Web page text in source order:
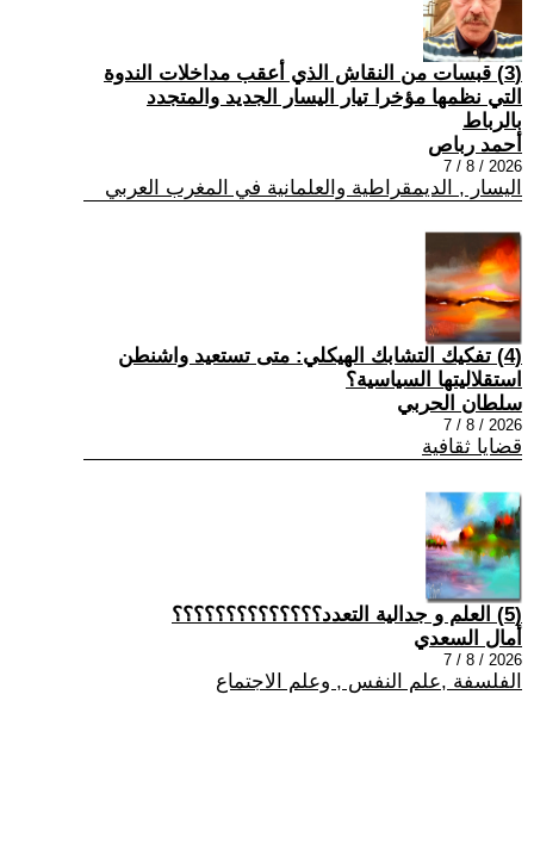
(3) قبسات من النقاش الذي أعقب مداخلات الندوة
التي نظمها مؤخرا تيار اليسار الجديد والمتجدد
بالرباط
أحمد رباص
2026 / 8 / 7
اليسار , الديمقراطية والعلمانية في المغرب العربي
(4) تفكيك التشابك الهيكلي: متى تستعيد واشنطن
استقلاليتها السياسية؟
سلطان الحربي
2026 / 8 / 7
قضايا ثقافية
(5) العلم و جدالية التعدد؟؟؟؟؟؟؟؟؟؟؟؟؟؟
أمال السعدي
2026 / 8 / 7
الفلسفة ,علم النفس , وعلم الاجتماع